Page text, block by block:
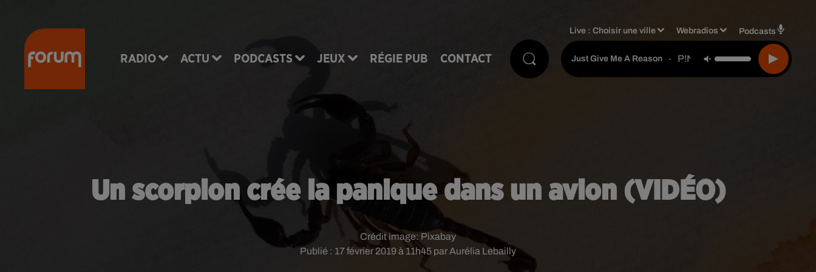
RADIO ACTU PODCASTS JEUX RÉGIE PUB CONTACT
Live :Choisir une ville Webradios Podcasts
Just Give Me A Reason - P!nk Feat. Nate Ruess
Un scorpion crée la panique dans un avion (VIDÉO)
Publié : 17 février 2019 à 11h45 par Aurélia Lebailly
Crédit image: Pixabay